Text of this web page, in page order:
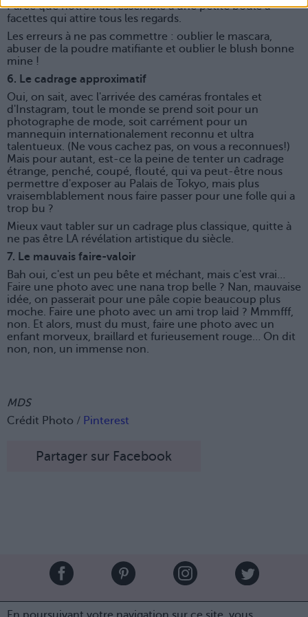
Parce que notre nez ressemble à une petite boule à
facettes qui attire tous les regards.
Les erreurs à ne pas commettre : oublier le mascara,
abuser de la poudre matifiante et oublier le blush bonne
mine !
6. Le cadrage approximatif
Oui, on sait, avec l'arrivée des caméras frontales et
d'Instagram, tout le monde se prend soit pour un
photographe de mode, soit carrément pour un
mannequin internationalement reconnu et ultra
talentueux. (Ne vous cachez pas, on vous a reconnues!)
Mais pour autant, est-ce la peine de tenter un cadrage
étrange, penché, coupé, flouté, qui va peut-être nous
permettre d'exposer au Palais de Tokyo, mais plus
vraisemblablement nous faire passer pour une folle qui a
trop bu ?
Mieux vaut tabler sur un cadrage plus classique, quitte à
ne pas être LA révélation artistique du siècle.
7. Le mauvais faire-valoir
Bah oui, c'est un peu bête et méchant, mais c'est vrai…
Faire une photo avec une nana trop belle ? Nan, mauvaise
idée, on passerait pour une pâle copie beaucoup plus
moche. Faire une photo avec un ami trop laid ? Mmmfff,
non. Et alors, must du must, faire une photo avec un
enfant morveux, braillard et furieusement rouge… On dit
non, non, un immense non.
MDS
Crédit Photo / Pinterest
Partager sur Facebook
Brandeploy Qui sommes-nous ? Presse Annonceur